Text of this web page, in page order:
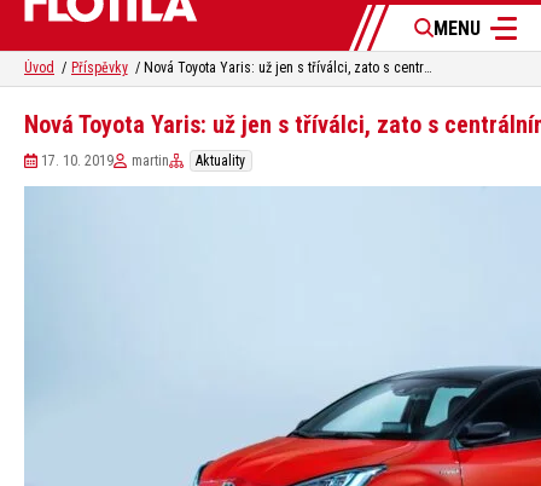
MENU
Úvod Příspěvky Nová Toyota Yaris: už jen s tříválci, zato s centrálním airbagem
Nová Toyota Yaris: už jen s tříválci, zato s
17. 10. 2019 martin Aktuality